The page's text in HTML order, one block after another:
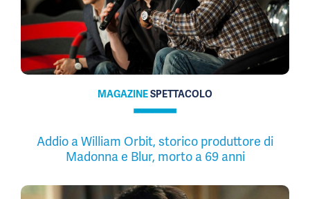
MAGAZINESPETTACOLO
Addio a William Orbit, storico produttore di
Madonna e Blur, morto a 69 anni